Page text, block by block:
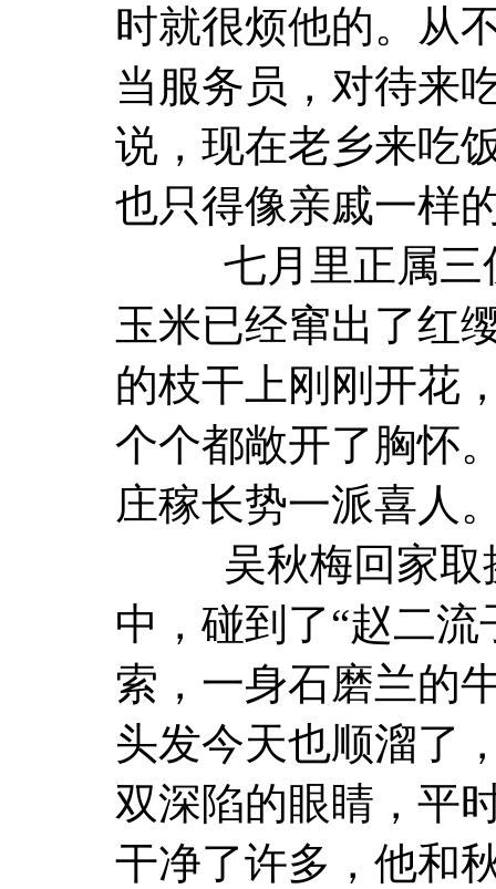
时就很烦他的。从
当服务员，对待来
说，现在老乡来吃
也只得像亲戚一样
七月里正属三伏
玉米已经窜出了红
的枝干上刚刚开花
个个都敞开了胸怀
庄稼长势一派喜人
吴秋梅回家取换
中，碰到了“赵二
索，一身石磨兰的
头发今天也顺溜了
双深陷的眼睛，平
干净了许多，他和